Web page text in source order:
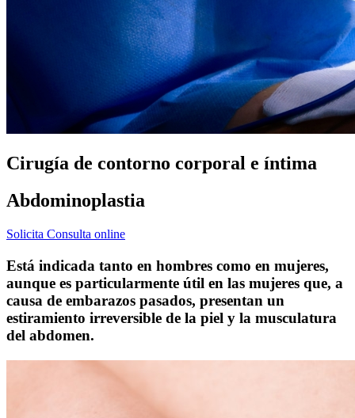
Cirugía de contorno corporal e íntima
Abdominoplastia
Solicita Consulta online
Está indicada tanto en hombres como en mujeres,
aunque es particularmente útil en las mujeres que, a
causa de embarazos pasados, presentan un
estiramiento irreversible de la piel y la musculatura
del abdomen.